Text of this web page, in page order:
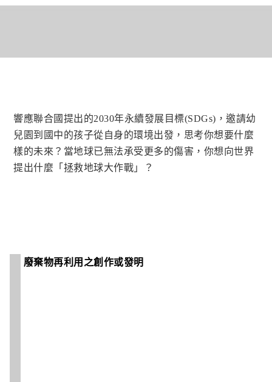
響應聯合國提出的2030年永續發展目標(SDGs)，邀請幼